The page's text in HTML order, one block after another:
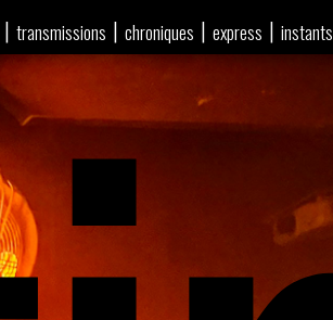
| transmissions | chroniques | express | instants